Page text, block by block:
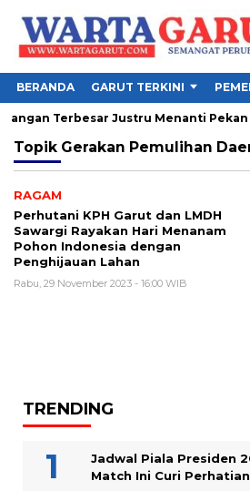
BERANDA GARUT TERKINI
Terbesar Justru Menanti Pekan
Topik Gerakan Pemulihan
RAGAM
Perhutani KPH Garut dan LMDH
Sawargi Rayakan Hari Menanam
Pohon Indonesia dengan
Penghijauan Lahan
Rabu, 29 November 2023 - 16:00 WIB
TRENDING
Jadwal Piala Presiden
Match Ini Curi Perhatian